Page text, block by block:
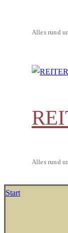
Alles rund
Alles rund
Start